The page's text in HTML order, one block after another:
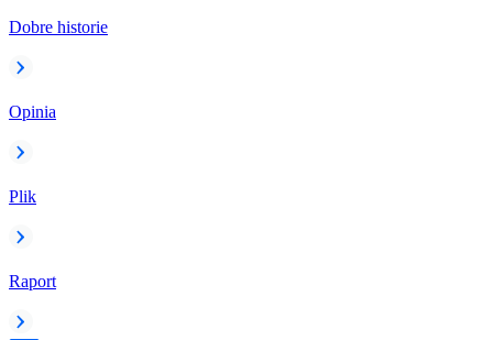
Dobre historie
Opinia
Plik
Raport